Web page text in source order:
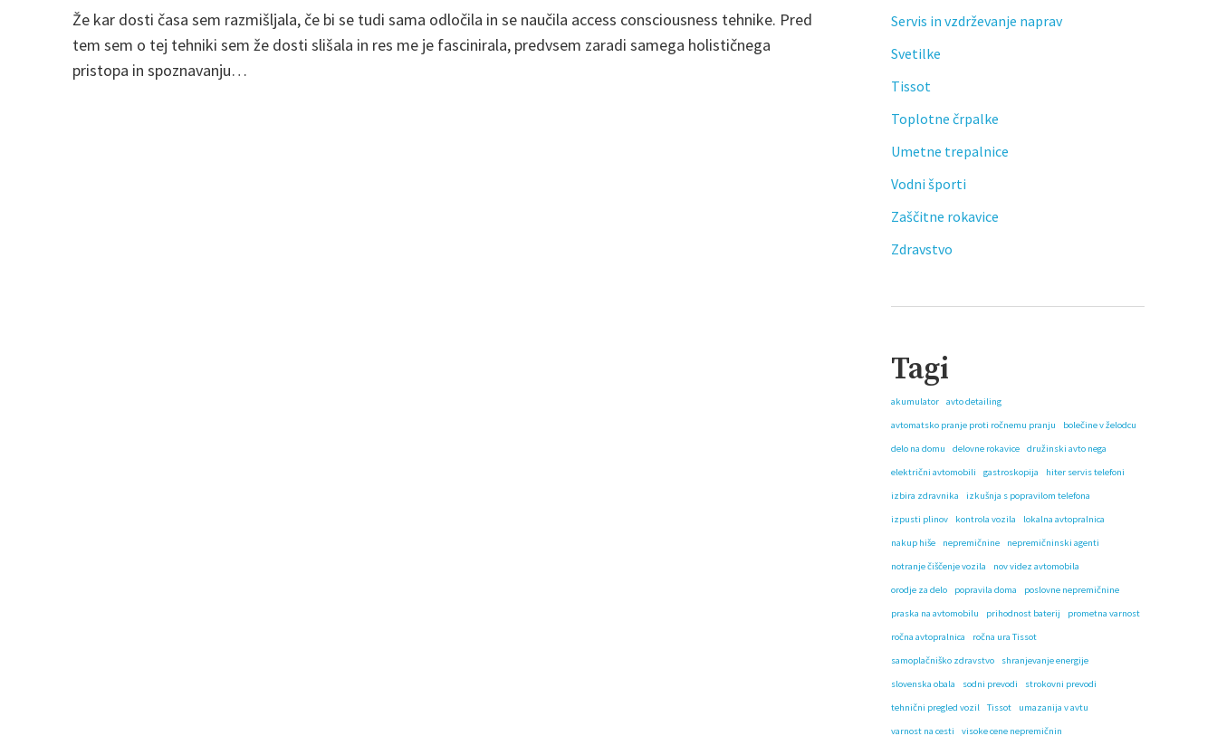
Že kar dosti časa sem razmišljala, če bi se tudi sama odločila in se naučila access consciousness tehnike. Pred
tem sem o tej tehniki sem že dosti slišala in res me je fascinirala, predvsem zaradi samega holističnega
pristopa in spoznavanju…
Servis in vzdrževanje naprav
Svetilke
Tissot
Toplotne črpalke
Umetne trepalnice
Vodni športi
Zaščitne rokavice
Zdravstvo
Tagi
akumulator
avto detailing
avtomatsko pranje proti ročnemu pranju
bolečine v želodcu
delo na domu
delovne rokavice
družinski avto nega
električni avtomobili
gastroskopija
hiter servis telefoni
izbira zdravnika
izkušnja s popravilom telefona
izpusti plinov
kontrola vozila
lokalna avtopralnica
nakup hiše
nepremičnine
nepremičninski agenti
notranje čiščenje vozila
nov videz avtomobila
orodje za delo
popravila doma
poslovne nepremičnine
praska na avtomobilu
prihodnost baterij
prometna varnost
ročna avtopralnica
ročna ura Tissot
samoplačniško zdravstvo
shranjevanje energije
slovenska obala
sodni prevodi
strokovni prevodi
tehnični pregled vozil
Tissot
umazanija v avtu
varnost na cesti
visoke cene nepremičnin